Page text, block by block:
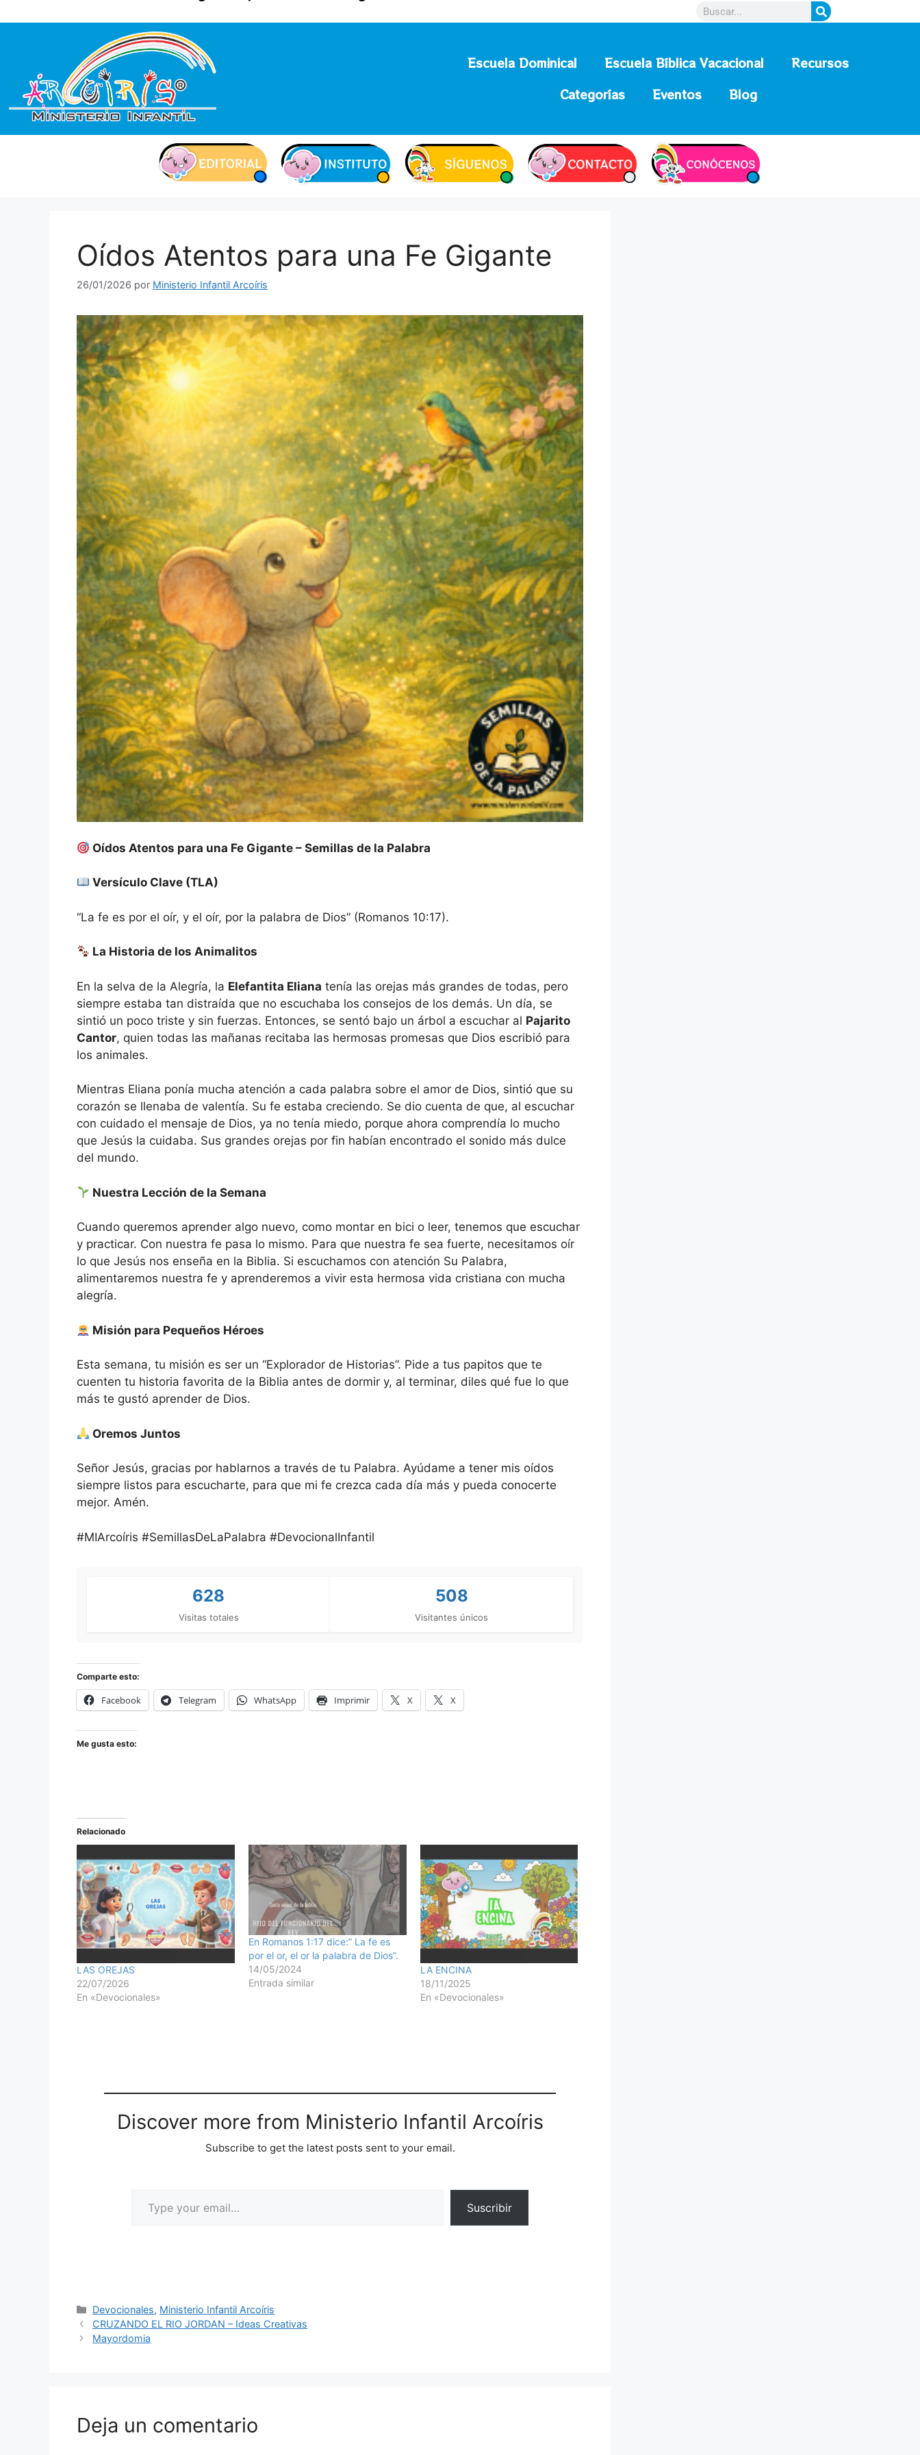
Escuela Dominical Escuela Bíblica Vacacional
Recursos
Categorías
Eventos Blog
Oídos Atentos para una Fe Gigante
26/01/2026 por Ministerio Infantil Arcoíris
Oídos Atentos para una Fe Gigante – Semillas de la Palabra
Versículo Clave (TLA)
“La fe es por el oír, y el oír, por la palabra de Dios” (Romanos 10:17).
La Historia de los Animalitos
En la selva de la Alegría, la Elefantita Eliana tenía las orejas más grandes de todas, pero
siempre estaba tan distraída que no escuchaba los consejos de los demás. Un día, se
sintió un poco triste y sin fuerzas. Entonces, se sentó bajo un árbol a escuchar al Pajarito
Cantor, quien todas las mañanas recitaba las hermosas promesas que Dios escribió para
los animales.
Mientras Eliana ponía mucha atención a cada palabra sobre el amor de Dios, sintió que su
corazón se llenaba de valentía. Su fe estaba creciendo. Se dio cuenta de que, al escuchar
con cuidado el mensaje de Dios, ya no tenía miedo, porque ahora comprendía lo mucho
que Jesús la cuidaba. Sus grandes orejas por fin habían encontrado el sonido más dulce
del mundo.
Nuestra Lección de la Semana
Cuando queremos aprender algo nuevo, como montar en bici o leer, tenemos que escuchar
y practicar. Con nuestra fe pasa lo mismo. Para que nuestra fe sea fuerte, necesitamos oír
lo que Jesús nos enseña en la Biblia. Si escuchamos con atención Su Palabra,
alimentaremos nuestra fe y aprenderemos a vivir esta hermosa vida cristiana con mucha
alegría.
Misión para Pequeños Héroes
Esta semana, tu misión es ser un “Explorador de Historias”. Pide a tus papitos que te
cuenten tu historia favorita de la Biblia antes de dormir y, al terminar, diles qué fue lo que
más te gustó aprender de Dios.
Oremos Juntos
Señor Jesús, gracias por hablarnos a través de tu Palabra. Ayúdame a tener mis oídos
siempre listos para escucharte, para que mi fe crezca cada día más y pueda conocerte
mejor. Amén.
#MIArcoíris #SemillasDeLaPalabra #DevocionalInfantil
628
Visitas totales
508
Visitantes únicos
Comparte esto:
Facebook Telegram WhatsApp Imprimir X X
Me gusta esto:
Relacionado
LAS OREJAS
22/07/2026
En «Devocionales»
En Romanos 1:17 dice:” La fe es
por el or, el or la palabra de Dios”.
14/05/2024
Entrada similar
LA ENCINA
18/11/2025
En «Devocionales»
Discover more from Ministerio Infantil Arcoíris
Subscribe to get the latest posts sent to your email.
Suscribir
Devocionales, Ministerio Infantil Arcoíris
CRUZANDO EL RIO JORDAN – Ideas Creativas
Mayordomia
Deja un comentario